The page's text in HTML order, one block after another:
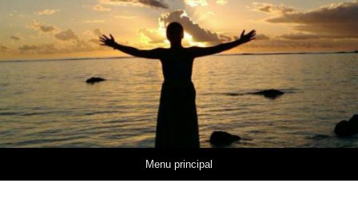
Menu principal